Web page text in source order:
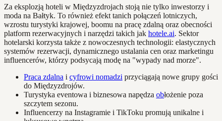
Za eksplozją hoteli w Międzyzdrojach stoją nie tylko inwestorzy i
moda na Bałtyk. To również efekt tanich połączeń lotniczych,
wzrostu turystyki krajowej, boomu na pracę zdalną oraz obecności
platform rezerwacyjnych i narzędzi takich jak hotele.ai. Sektor
hotelarski korzysta także z nowoczesnych technologii: elastycznych
systemów rezerwacji, dynamicznego ustalania cen oraz marketingu
influencerów, którzy podsycają modę na "wypady nad morze".
Praca zdalna i cyfrowi nomadzi przyciągają nowe grupy gości
do Międzyzdrojów.
Turystyka eventowa i biznesowa napędza obłożenie poza
szczytem sezonu.
Influencerzy na Instagramie i TikToku promują unikalne i